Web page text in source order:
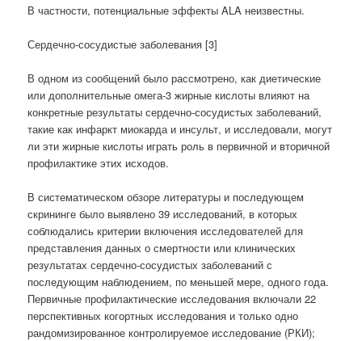
В частности, потенциальные эффекты ALA неизвестны.
Сердечно-сосудистые заболевания [3]
В одном из сообщений было рассмотрено, как диетические
или дополнительные омега-3 жирные кислоты влияют на
конкретные результаты сердечно-сосудистых заболеваний,
такие как инфаркт миокарда и инсульт, и исследовали, могут
ли эти жирные кислоты играть роль в первичной и вторичной
профилактике этих исходов.
В систематическом обзоре литературы и последующем
скрининге было выявлено 39 исследований, в которых
соблюдались критерии включения исследователей для
представления данных о смертности или клинических
результатах сердечно-сосудистых заболеваний с
последующим наблюдением, по меньшей мере, одного года.
Первичные профилактические исследования включали 22
перспективных когортных исследования и только одно
рандомизированное контролируемое исследование (РКИ);